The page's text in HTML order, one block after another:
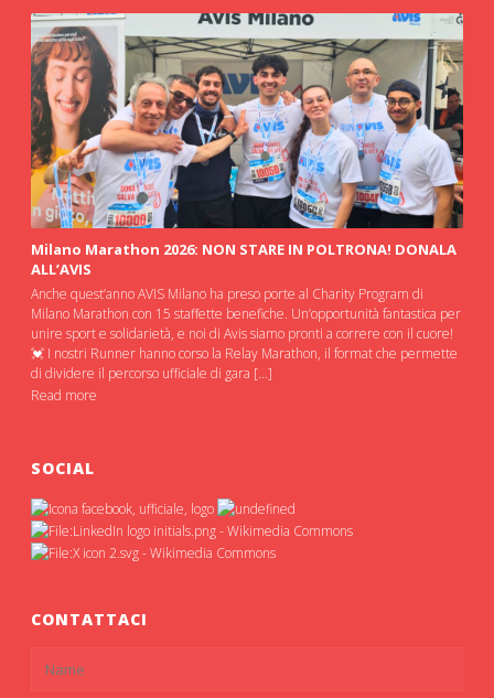
Milano Marathon 2026: NON STARE IN POLTRONA! DONALA
ALL’AVIS
Anche quest’anno AVIS Milano ha preso porte al Charity Program di
Milano Marathon con 15 staffette benefiche. Un’opportunità fantastica per
unire sport e solidarietà, e noi di Avis siamo pronti a correre con il cuore!
💓 I nostri Runner hanno corso la Relay Marathon, il format che permette
di dividere il percorso ufficiale di gara […]
Read more
SOCIAL
CONTATTACI